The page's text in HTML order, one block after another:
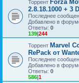
Торрент Forza
2.8.18.1000 + 3
Последнее
Добавлено в
Ответы: 0
139|244
Торрент Marvel
RePack от
Последнее
Добавлено в
Ответы: 0
586|1